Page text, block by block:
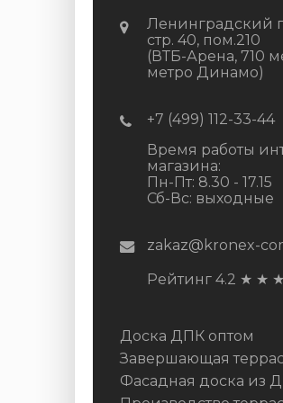
Ленинградский
стр. 40, пом.210
(ВТБ-Арена, 710
метро Динамо)
+7 (499) 112-33-44
Время работы
магазина:
Пн-Пт: 8.30 - 17.15
Сб-Вс: выходные
zakaz@kronex-
Рейтинг 4.2 ★ ★ ★
Доска ДПК оптом
Завершающая
Фасадная доска из